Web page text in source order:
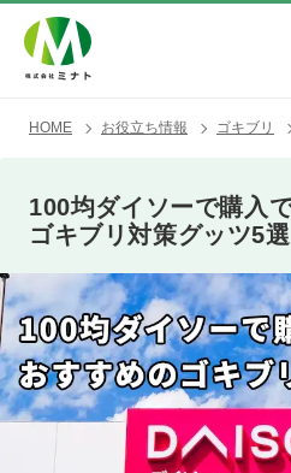
HOME お役立ち情報 ゴキブリ
100均ダイソーで購入
ゴキブリ対策グッツ5選